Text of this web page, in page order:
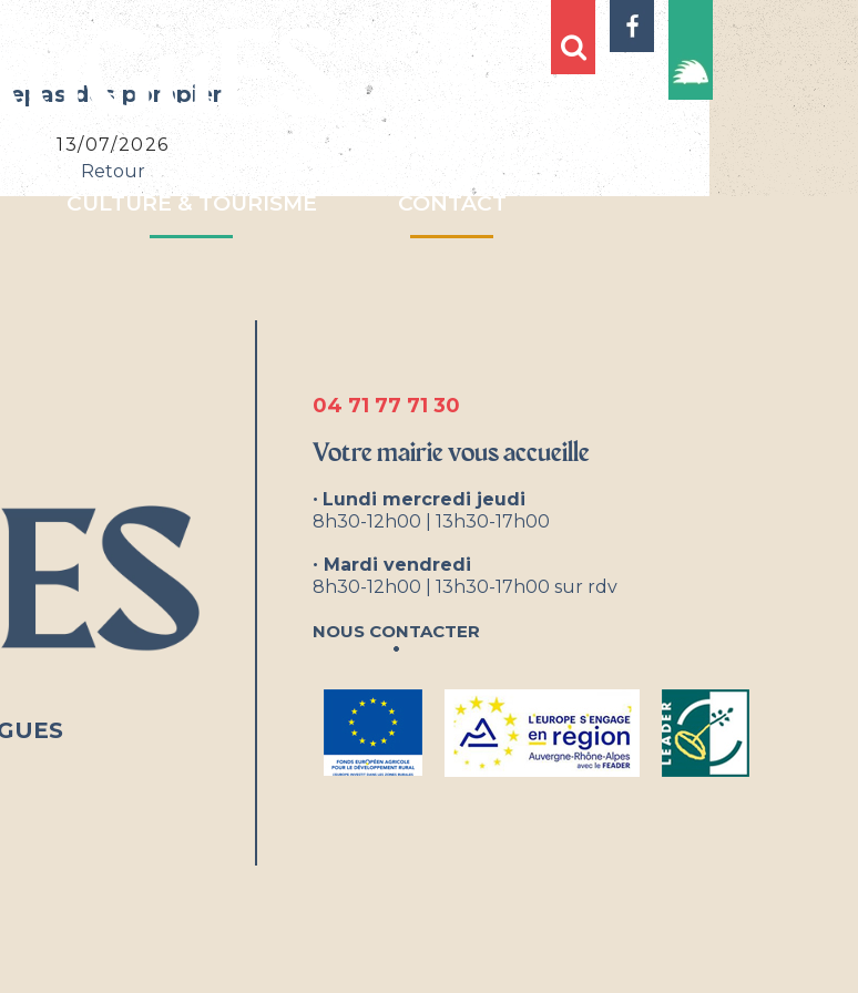
CULTURE & TOURISME CONTACT
des pompiers
13/07/2026
Retour
04 71 77 71 30
Votre mairie vous accueille
• Lundi mercredi jeudi
8h30-12h00 | 13h30-17h00
• Mardi vendredi
8h30-12h00 | 13h30-17h00 sur rdv
Nous contacter